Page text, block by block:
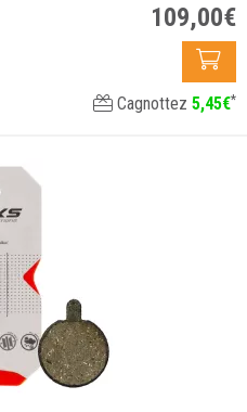
109,00€
Cagnottez 5,45€*